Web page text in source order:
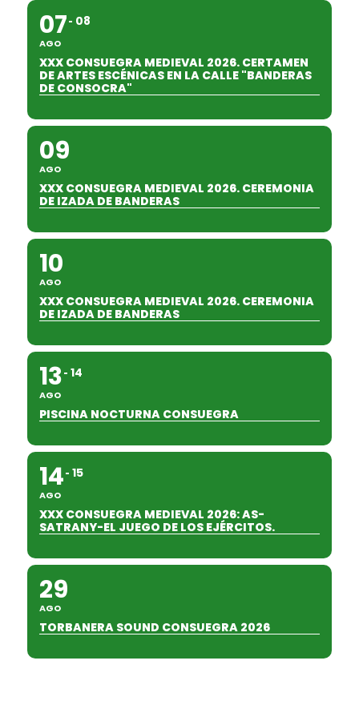
07
AGO
08
XXX CONSUEGRA MEDIEVAL 2026. CERTAMEN
DE ARTES ESCÉNICAS EN LA CALLE "BANDERAS
DE CONSOCRA"
09
AGO
XXX CONSUEGRA MEDIEVAL 2026. CEREMONIA
DE IZADA DE BANDERAS
10
AGO
XXX CONSUEGRA MEDIEVAL 2026. CEREMONIA
DE IZADA DE BANDERAS
13
AGO
14
PISCINA NOCTURNA CONSUEGRA
14
AGO
15
XXX CONSUEGRA MEDIEVAL 2026: AS-
SATRANY-EL JUEGO DE LOS EJÉRCITOS.
29
AGO
TORBANERA SOUND CONSUEGRA 2026